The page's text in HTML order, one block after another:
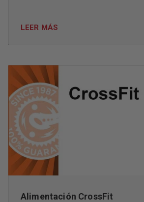
LEER MÁS
Alimentación CrossFit